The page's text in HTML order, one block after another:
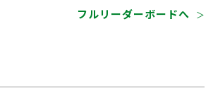
フルリーダーボードへ ＞